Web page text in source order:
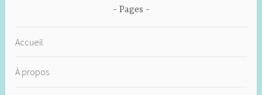
Pages
Accueil
À propos